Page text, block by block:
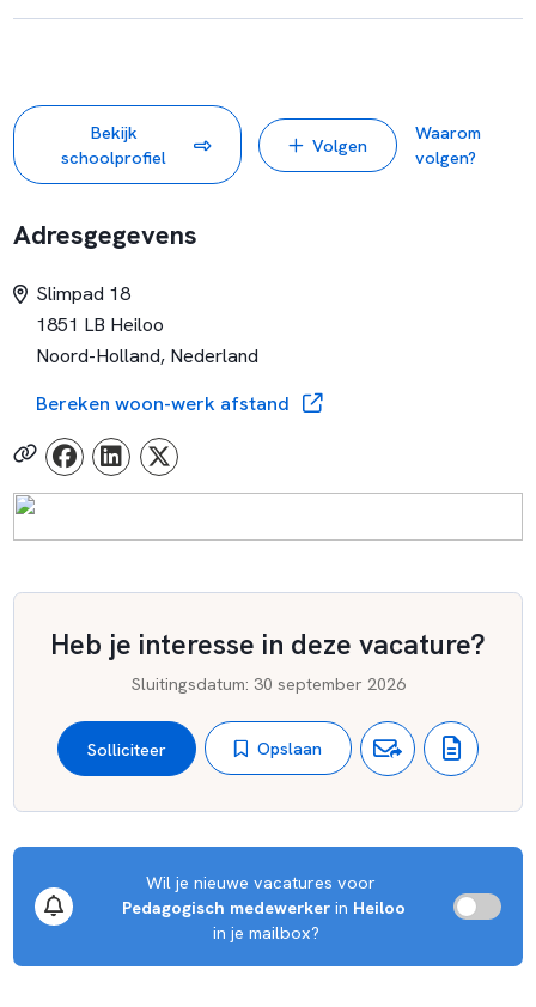
Bekijk
schoolprofiel
Volgen
Waarom
volgen?
Adresgegevens
Slimpad 18
1851 LB Heiloo
Noord-Holland, Nederland
Bereken woon-werk afstand
Heb je interesse in deze vacature?
Sluitingsdatum: 30 september 2026
Solliciteer Opslaan
Wil je nieuwe vacatures voor
Pedagogisch medewerker in Heiloo
in je mailbox?